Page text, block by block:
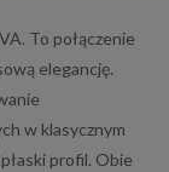
To połączenie
elegancję.
w klasycznym
profil. Obie